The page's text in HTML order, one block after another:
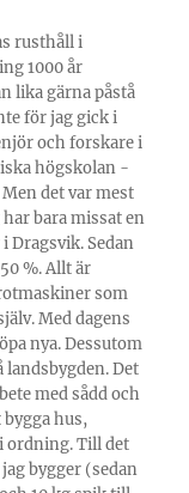
rusthåll i
1000 år
lika gärna påstå
för jag gick i
och forskare i
högskolan -
det var mest
bara missat en
Dragsvik. Sedan
%. Allt är
som
Med dagens
nya. Dessutom
landsbygden. Det
med sådd och
hus,
ordning. Till det
bygger (sedan